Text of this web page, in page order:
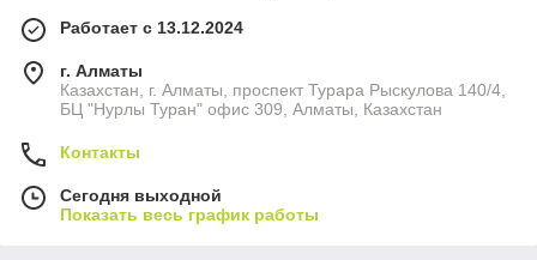
Работает с 13.12.2024
г. Алматы
Казахстан, г. Алматы, проспект Турара Рыскулова 140/4,
БЦ "Нурлы Туран" офис 309, Алматы, Казахстан
Контакты
Сегодня выходной
Показать весь график работы